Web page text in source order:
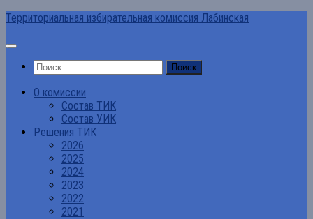
Перейти
содержимому
Территориальная избирательная комиссия Лабинская
Найти:
О комиссии
Состав ТИК
Состав УИК
Решения ТИК
2026
2025
2024
2023
2022
2021